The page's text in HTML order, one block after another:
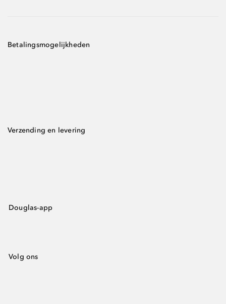
Betalingsmogelijkheden
Verzending en levering
Douglas-app
Volg ons